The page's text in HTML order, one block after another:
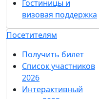
Гостиницы и
визовая поддержка
Посетителям
Получить билет
Список участников
2026
Интерактивный